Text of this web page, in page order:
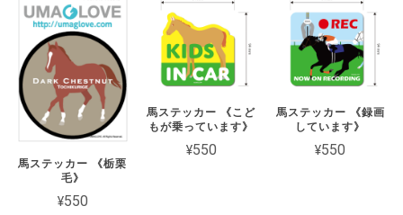
馬ステッカー 《栃栗
毛》
¥550
馬ステッカー 《こど
もが乗っています》
¥550
馬ステッカー 《録画
しています》
¥550